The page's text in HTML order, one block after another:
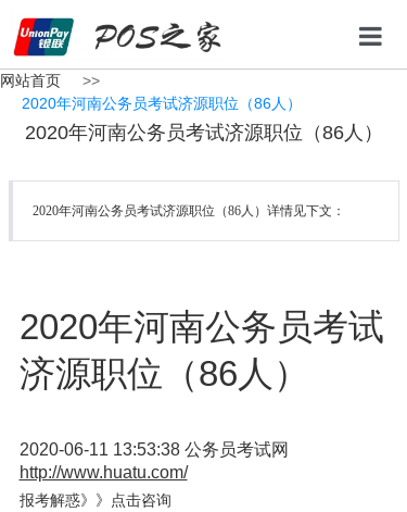
POS机办理
办理条件
联系我们
2020年河南公务员考试济源职位（86人）
2020年河南公务员考试济源职位（86人）详情见下文：
2020年河南公务员考试
济源职位（86人）
2020-06-11 13:53:38 公务员考试网
http://www.huatu.com/
报考解惑》》点击咨询
网站首页
>>
2020年河南公务员考试济源职位（86人）